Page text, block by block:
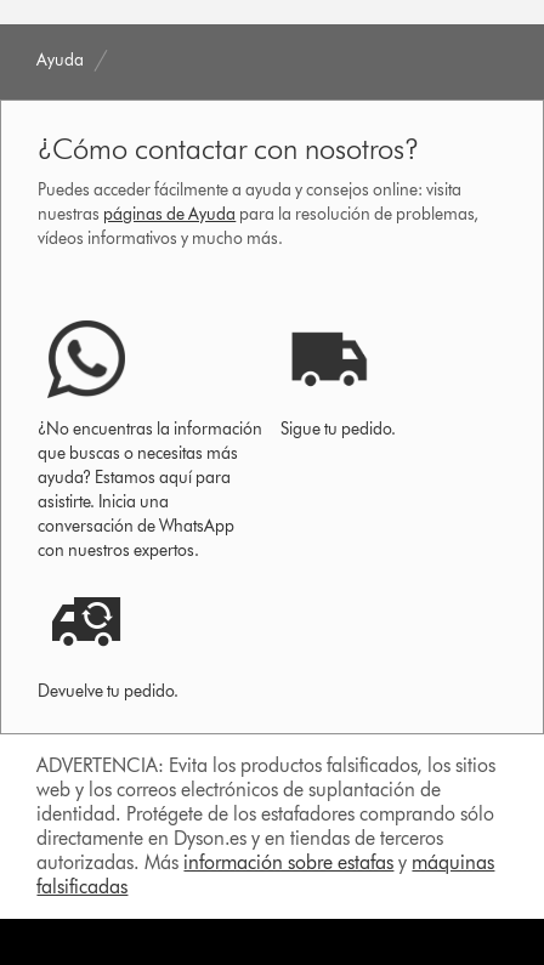
Ayuda
¿Cómo contactar con nosotros?
Puedes acceder fácilmente a ayuda y consejos online: visita
nuestras páginas de Ayuda para la resolución de problemas,
vídeos informativos y mucho más.
¿No encuentras la información
que buscas o necesitas más
ayuda? Estamos aquí para
asistirte. Inicia una
conversación de WhatsApp
con nuestros expertos.
Sigue tu pedido.
Devuelve tu pedido.
ADVERTENCIA: Evita los productos falsificados, los sitios
web y los correos electrónicos de suplantación de
identidad. Protégete de los estafadores comprando sólo
directamente en Dyson.es y en tiendas de terceros
autorizadas. Más información sobre estafas y máquinas
falsificadas